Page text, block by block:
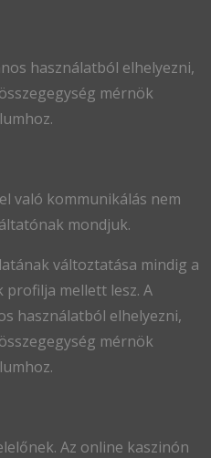
használatból elhelyezni,
mérnök
való kommunikálás nem
mondjuk.
változtatása mindig a
profilja mellett lesz. A
használatból elhelyezni,
mérnök
Az online kaszinón